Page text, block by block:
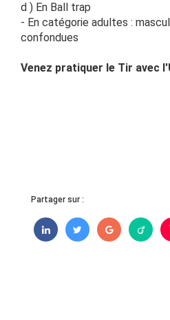
d ) En Ball trap
- En catégorie adultes :
confondues
Venez pratiquer le Tir avec
Partager sur :